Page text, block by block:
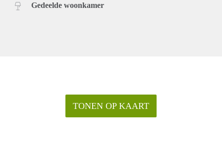
Gedeelde woonkamer
TONEN OP KAART